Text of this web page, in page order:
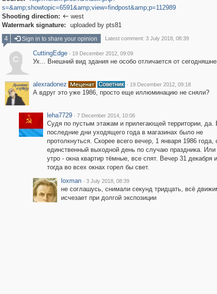
s=&amp;showtopic=6591&amp;view=findpost&amp;p=112989
Shooting direction:  west
Watermark signature:
uploaded by pts81
4
Sign in to share your opinion Latest comment: 3 July 2018, 08:39
C
CuttingEdge · 19 December 2012, 09:09
Ух... Внешний вид здания не особо отличается от
alexradonez · 19 December 2012, 09:18
А вдруг это уже 1986, просто еще иллюминацию не сняли?
leha7729 · 7 December 2014, 10:06
Судя по пустым этажам и прилегающей территории, да.
последние дни уходящего года в магазинах было не
протолкнуться. Скорее всего вечер, 1 января 1986 года,
единственный выходной день по случаю праздника. Или
утро - окна квартир тёмные, все спят. Вечер 31 декабря
тогда во всех окнах горел бы свет.
loxman · 3 July 2018, 08:39
не соглашусь, снимали секунд тридцать, всё
исчезает при долгой экспозиции